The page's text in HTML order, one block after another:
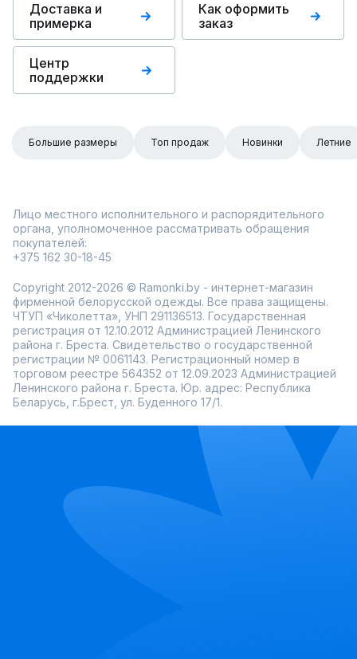
Доставка и
примерка
Как оформить
заказ
Центр
поддержки
Большие размеры Топ продаж Новинки Летние
Лицо местного исполнительного и распорядительного
органа, уполномоченное рассматривать обращения
покупателей:
+375 162 30-18-45
Copyright 2012-2026 © Ramonki.by - интернет-магазин
фирменной белорусской одежды. Все права защищены.
ЧТУП «Чиколетта», УНП 291136513. Государственная
регистрация от 12.10.2012 Администрацией Ленинского
района г. Бреста. Свидетельство о государственной
регистрации № 0061143. Регистрационный номер в
торговом реестре 564352 от 12.09.2023 Администрацией
Ленинского района г. Бреста. Юр. адрес: Республика
Беларусь, г.Брест, ул. Буденного 17/1.